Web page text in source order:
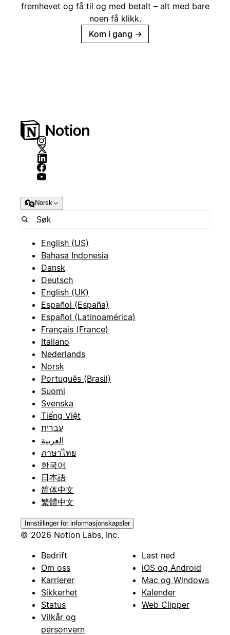
fremhevet og få til og med betalt – alt med bare
noen få klikk.
Kom i gang →
Norsk
English (US)
Bahasa Indonesia
Dansk
Deutsch
English (UK)
Español (España)
Español (Latinoamérica)
Français (France)
Italiano
Nederlands
Norsk
Português (Brasil)
Suomi
Svenska
Tiếng Việt
עברית
العربية
ภาษาไทย
한국어
日本語
简体中文
繁體中文
Innstillinger for informasjonskapsler
© 2026 Notion Labs, Inc.
Bedrift
Om oss
Karrierer
Sikkerhet
Status
Vilkår og
personvern
Last ned
iOS og Android
Mac og Windows
Kalender
Web Clipper